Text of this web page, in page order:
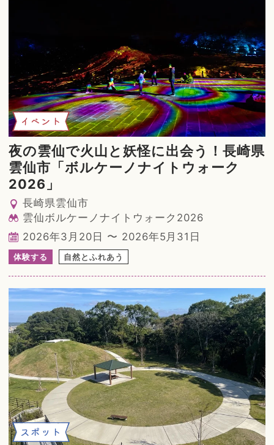
イベント
夜の雲仙で火山と妖怪に出会う！長崎県
雲仙市「ボルケーノナイトウォーク
2026」
長崎県雲仙市
雲仙ボルケーノナイトウォーク2026
2026年3月20日 〜 2026年5月31日
体験する 自然とふれあう
スポット